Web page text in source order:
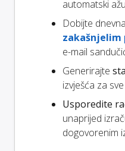
automatski
Dobijte
zakašnjelim
e-mail
Generirajte
izvješća za
Usporedite
unaprijed
dogovorenim